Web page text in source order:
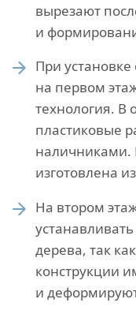
вырезают
и
При
на первом
технология. В
пластиковые
наличниками.
изготовлена
На втором
дерева, так
конструкции
и